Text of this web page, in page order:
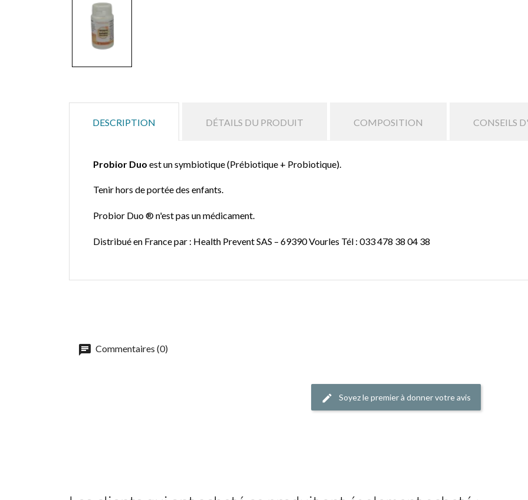
DESCRIPTION DÉTAILS DU PRODUIT COMPOSITION CONSEILS
Probior Duo est un symbiotique (Prébiotique + Probiotique).
Tenir hors de portée des enfants.
Probior Duo ®n'est pas un médicament.
Distribué en France par : Health Prevent SAS – 69390 Vourles Tél : 033 478 38 04 38
Commentaires (0)
Soyez le premier à donner votre avis